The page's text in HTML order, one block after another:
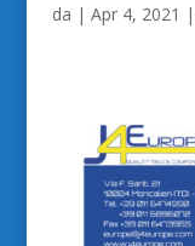
da | Apr 4, 2021 |